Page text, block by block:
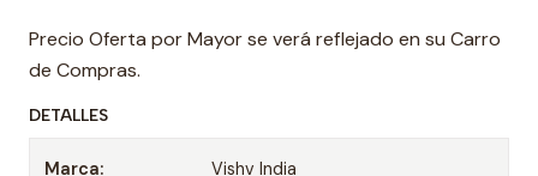
Precio Oferta por Mayor se verá reflejado en su Carro
de Compras.
DETALLES
Marca: Vishv India